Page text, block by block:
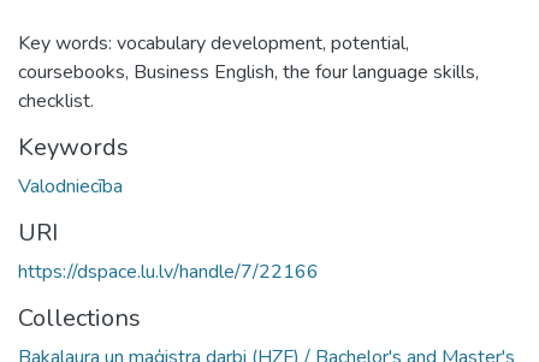
Key words: vocabulary development, potential,
coursebooks, Business English, the four language skills,
checklist.
Keywords
Valodniecība
URI
https://dspace.lu.lv/handle/7/22166
Collections